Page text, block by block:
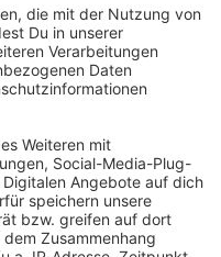
sagen?